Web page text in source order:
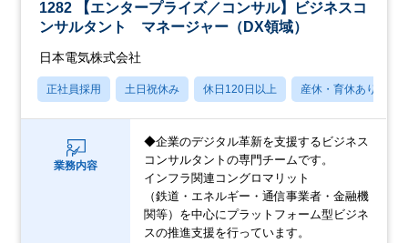
1282 【エンタープライズ／コンサル】ビジネスコ
ンサルタント マネージャー（DX領域）
日本電気株式会社
正社員採用 土日祝休み 休日120日以上 産休・育休あり
業務内容
◆企業のデジタル革新を支援するビジネス
コンサルタントの専門チームです。
インフラ関連コングロマリット
（鉄道・エネルギー・通信事業者・金融機
関等）を中心にプラットフォーム型ビジネ
スの推進支援を行っています。